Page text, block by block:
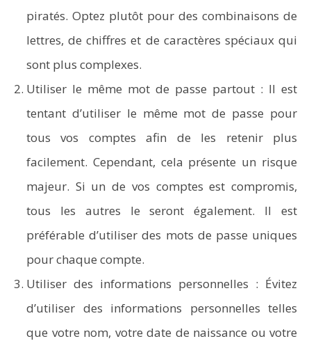
piratés. Optez plutôt pour des combinaisons de
lettres, de chiffres et de caractères spéciaux qui
sont plus complexes.
Utiliser le même mot de passe partout : Il est
tentant d’utiliser le même mot de passe pour
tous vos comptes afin de les retenir plus
facilement. Cependant, cela présente un risque
majeur. Si un de vos comptes est compromis,
tous les autres le seront également. Il est
préférable d’utiliser des mots de passe uniques
pour chaque compte.
Utiliser des informations personnelles : Évitez
d’utiliser des informations personnelles telles
que votre nom, votre date de naissance ou votre